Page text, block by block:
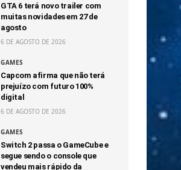
GTA 6 terá novo trailer com
muitas novidades em 27 de
agosto
6 DE AGOSTO DE 2026
GAMES
Capcom afirma que não terá
prejuízo com futuro 100%
digital
6 DE AGOSTO DE 2026
GAMES
Switch 2 passa o GameCube e
segue sendo o console que
vendeu mais rápido da